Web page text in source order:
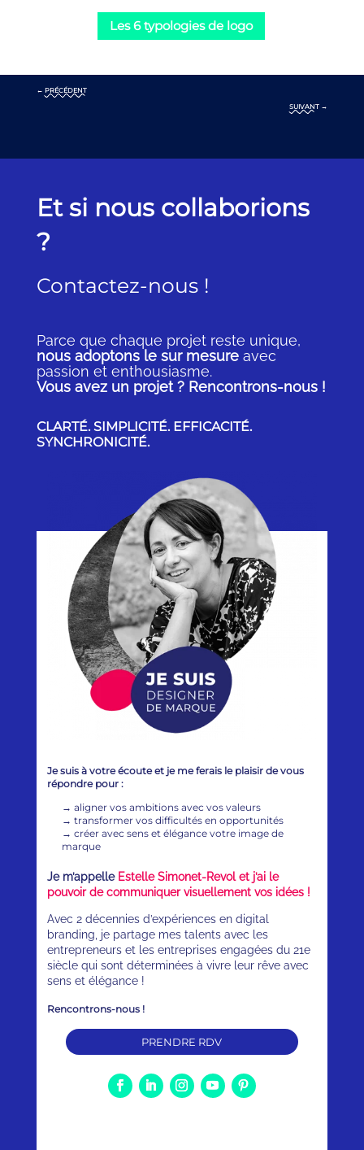
Les 6 typologies de logo
← PRÉCÉDENT
SUIVANT →
Et si nous collaborions
?
Contactez-nous !
Parce que chaque projet reste unique,
nous adoptons le sur mesureavec
passion et enthousiasme.
Vous avez un projet ? Rencontrons-nous !
CLARTÉ. SIMPLICITÉ. EFFICACITÉ.
SYNCHRONICITÉ.
Je suis à votre écoute et je me ferais le plaisir de vous
répondre pour :
→aligner vos ambitions avec vos valeurs
→transformer vos difficultés en opportunités
→créer avec sens et élégance votre image de
marque
Je m’appelle Estelle Simonet-Revol et j’ai le
pouvoir de communiquer visuellement vos idées !
Avec 2 décennies d’expériences en digital
branding, je partage mes talents avec les
entrepreneurs et les entreprises engagées du 21e
siècle qui sont déterminées à vivre leur rêve avec
sens et élégance !
Rencontrons-nous !
PRENDRE RDV